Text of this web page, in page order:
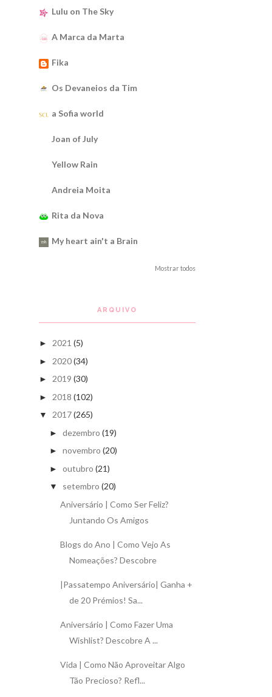
Lulu on The Sky
A Marca da Marta
Fika
Os Devaneios da Tim
a Sofia world
Joan of July
Yellow Rain
Andreia Moita
Rita da Nova
My heart ain't a Brain
Mostrar todos
ARQUIVO
► 2021 (5)
► 2020(34)
► 2019 (30)
► 2018 (102)
▼ 2017(265)
► dezembro (19)
► novembro (20)
► outubro (21)
▼ setembro (20)
Aniversário | Como Ser Feliz?
Juntando Os Amigos
Blogs do Ano | Como Vejo As
Nomeações? Descobre
|Passatempo Aniversário| Ganha +
de 20 Prémios! Sa...
Aniversário | Como Fazer Uma
Wishlist? Descobre A ...
Vida | Como Não Aproveitar Algo
Tão Precioso? Refl...